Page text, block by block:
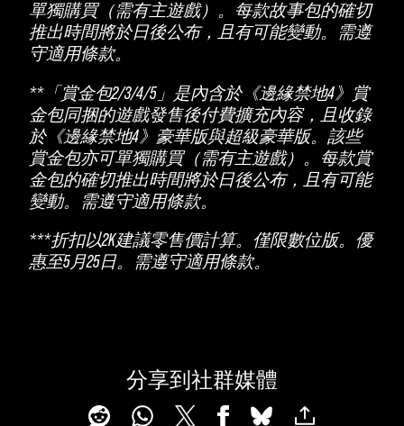
單獨購買（需有主遊戲）。每款故事包的確切
推出時間將於日後公布，且有可能變動。需遵
守適用條款。
**「賞金包2/3/4/5」是內含於《邊緣禁地4》賞
金包同捆的遊戲發售後付費擴充內容，且收錄
於《邊緣禁地4》豪華版與超級豪華版。該些
賞金包亦可單獨購買（需有主遊戲）。每款賞
金包的確切推出時間將於日後公布，且有可能
變動。需遵守適用條款。
***折扣以2K建議零售價計算。僅限數位版。優
惠至5月25日。需遵守適用條款。
分享到社群媒體